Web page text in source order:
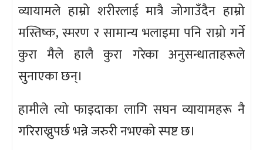
व्यायामले हाम्रो शरीरलाई मात्रै जोगाउँदैन हाम्रो
मस्तिष्क, स्मरण र सामान्य भलाइमा पनि राम्रो गर्ने
कुरा मैले हालै कुरा गरेका अनुसन्धाताहरूले
सुनाएका छन्।
हामीले त्यो फाइदाका लागि सघन व्यायामहरू नै
गरिराख्नुपर्छ भन्ने जरुरी नभएको स्पष्ट छ।